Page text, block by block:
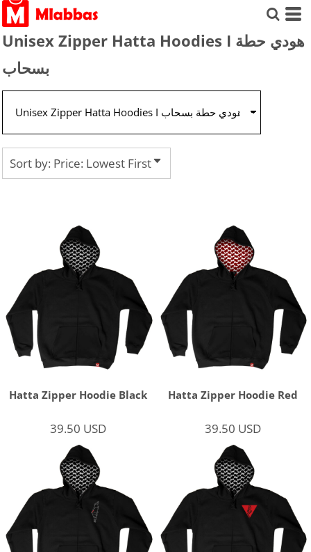
Unisex Zipper Hatta Hoodies I هودي حطة
بسحاب
Sort by: Price: Lowest First
Hatta Zipper Hoodie Black
39.50 USD
Hatta Zipper Hoodie Red
39.50 USD
Default
Price: Lowest First
Price: Highest First
Date Added